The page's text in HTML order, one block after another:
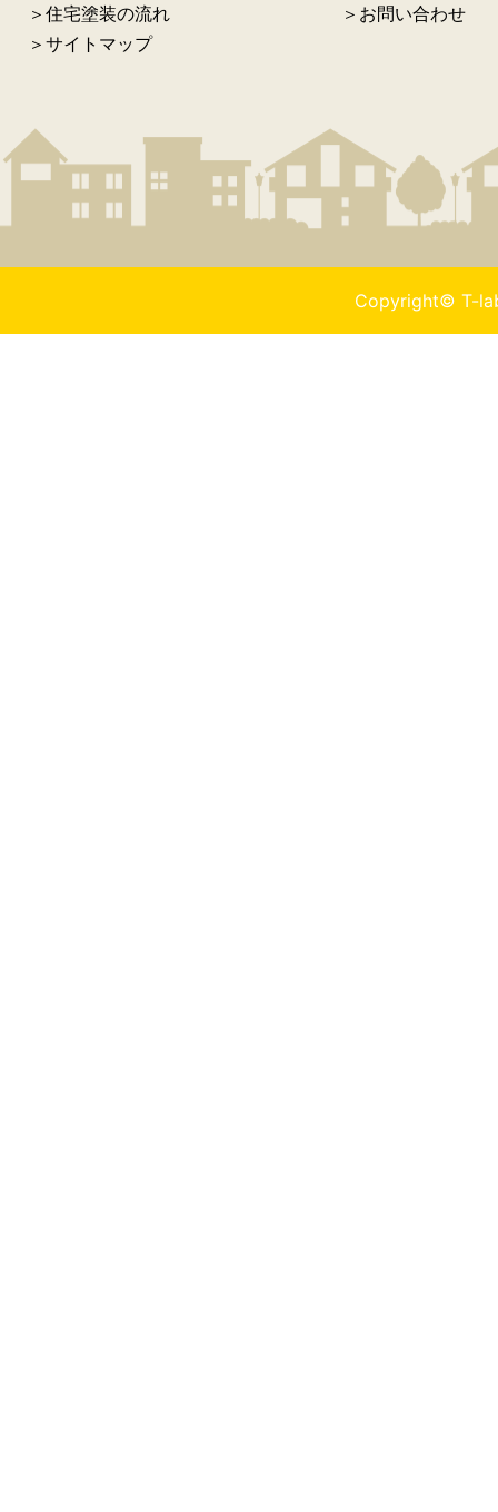
＞住宅塗装の流れ
＞サイトマップ
＞お問い合わせ
Copyright© T-